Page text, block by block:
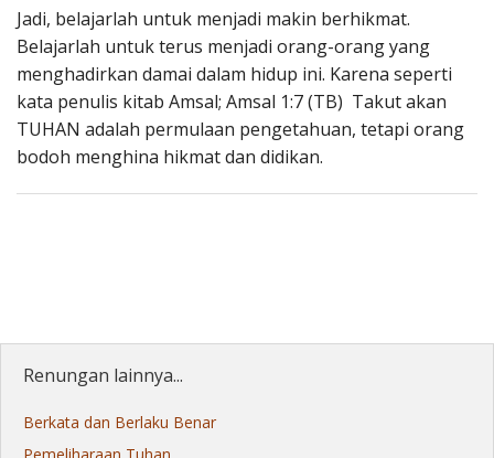
Jadi, belajarlah untuk menjadi makin berhikmat.
Belajarlah untuk terus menjadi orang-orang yang
menghadirkan damai dalam hidup ini. Karena seperti
kata penulis kitab Amsal; Amsal 1:7 (TB) Takut akan
TUHAN adalah permulaan pengetahuan, tetapi orang
bodoh menghina hikmat dan didikan.
Renungan lainnya...
Berkata dan Berlaku Benar